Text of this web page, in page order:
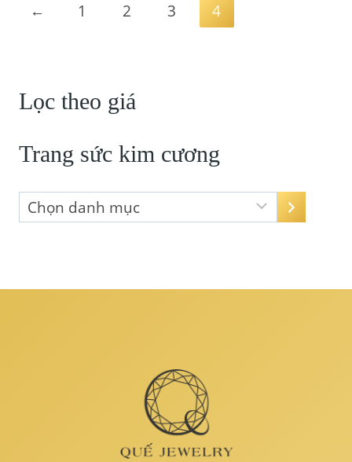
← 1 2 3 4
Lọc theo giá
Trang sức kim cương
Chọn
danh